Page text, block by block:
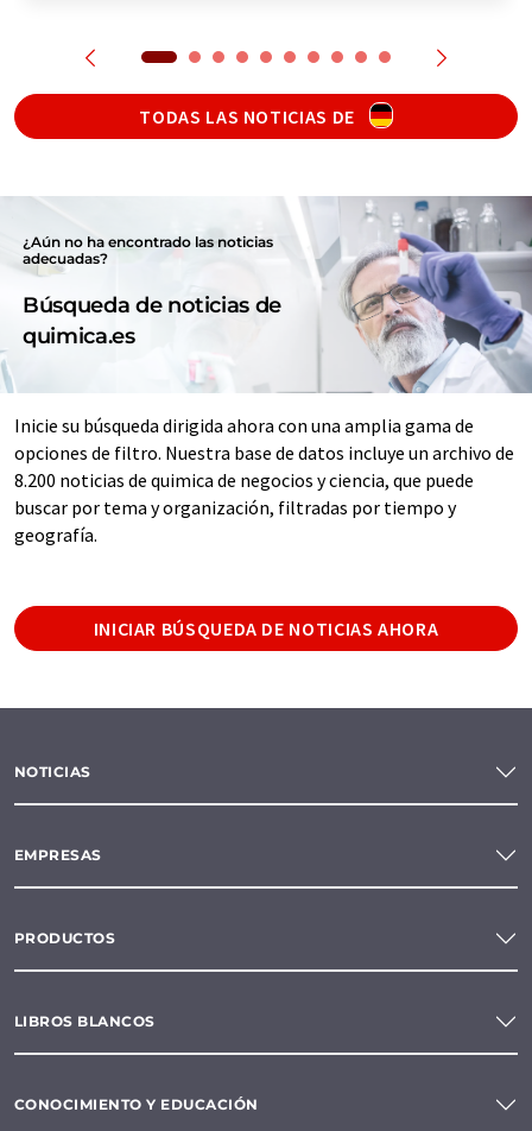
TODAS LAS NOTICIAS DE
¿Aún no ha encontrado las noticias
adecuadas?
Búsqueda de noticias de
quimica.es
Inicie su búsqueda dirigida ahora con una amplia gama de
opciones de filtro. Nuestra base de datos incluye un archivo de
8.200 noticias de quimica de negocios y ciencia, que puede
buscar por tema y organización, filtradas por tiempo y
geografía.
INICIAR BÚSQUEDA DE NOTICIAS AHORA
NOTICIAS
EMPRESAS
PRODUCTOS
LIBROS BLANCOS
CONOCIMIENTO Y EDUCACIÓN